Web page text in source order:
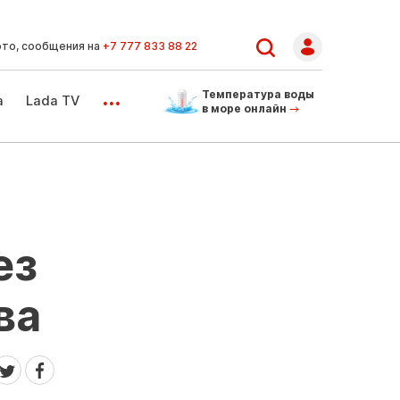
сообщения на +7 777 833 88 22
Lada TV ...
Температура воды
в море онлайн